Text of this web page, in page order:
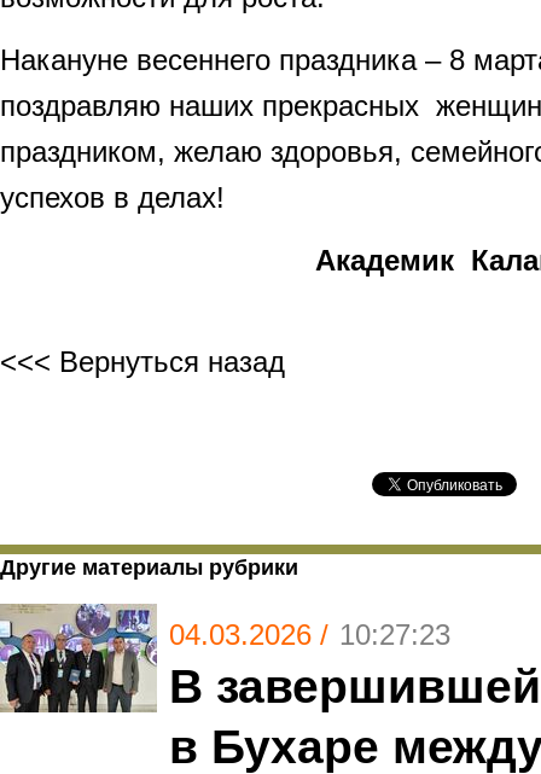
Накануне весеннего праздника – 8
поздравляю наших прекрасных женщин
праздником, желаю здоровья,
успехов в делах!
Академик Каландар
<<< Вернуться назад
Другие материалы рубрики
04.03.2026 / 10:27:23
В
в Бухаре